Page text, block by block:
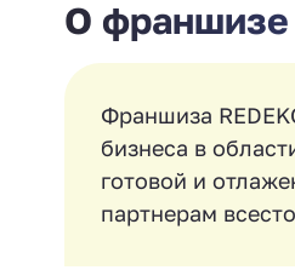
О франшизе
Франшиза
бизнеса в
готовой и
партнерам